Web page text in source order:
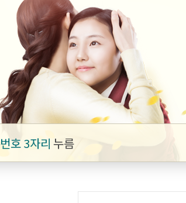
호 3자리 누름